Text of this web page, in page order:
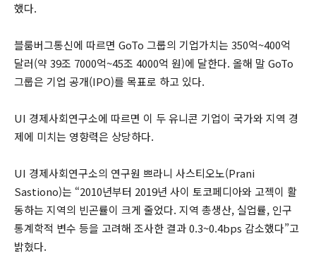
했다.
블룸버그통신에 따르면 GoTo 그룹의 기업가치는 350억~400억
달러(약 39조 7000억~45조 4000억 원)에 달한다. 올해 말 GoTo
그룹은 기업 공개(IPO)를 목표로 하고 있다.
UI 경제사회연구소에 따르면 이 두 유니콘 기업이 국가와 지역 경
제에 미치는 영향력은 상당하다.
UI 경제사회연구소의 연구원 쁘라니 사스티오노(Prani
Sastiono)는 “2010년부터 2019년 사이 토코페디아와 고젝이 활
동하는 지역의 빈곤률이 크게 줄었다. 지역 총생산, 실업률, 인구
통계학적 변수 등을 고려해 조사한 결과 0.3~0.4bps 감소했다”고
밝혔다.